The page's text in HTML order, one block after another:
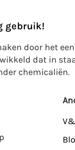
gebruik!
door het
dat in
chemicaliën.